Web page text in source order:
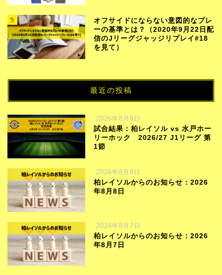
5
オフサイドにならない意図的なプレ
ーの基準とは？（2020年9月22日配
信のJリーグジャッジリプレイ#18
を見て）
最近の投稿
2026年8月9日
試合結果：柏レイソル vs 水戸ホー
リーホック 2026/27 J1リーグ 第
1節
2026年8月8日
柏レイソルからのお知らせ：2026
年8月8日
2026年8月7日
柏レイソルからのお知らせ：2026
年8月7日